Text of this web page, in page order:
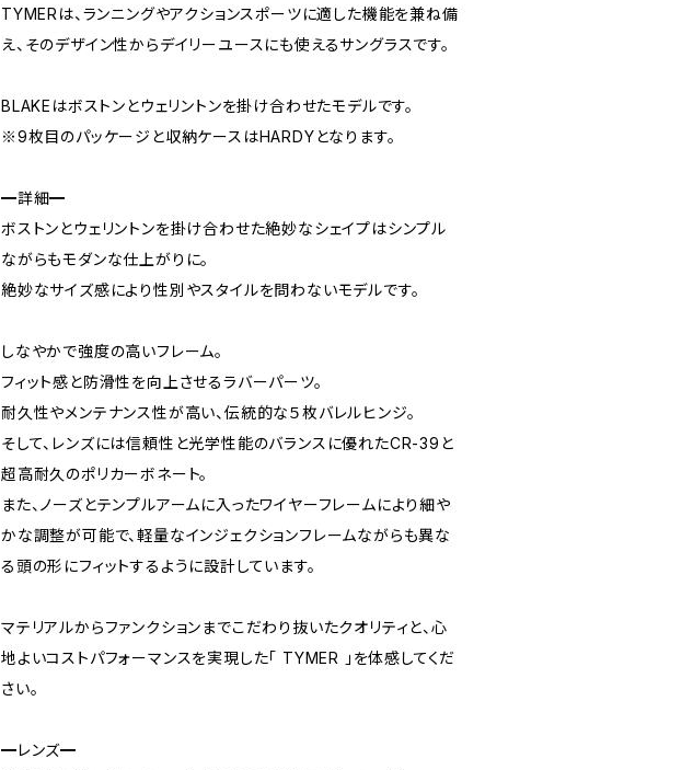
TYMERは、ランニングやアクションスポーツに適した機能を兼ね備
え、そのデザイン性からデイリーユースにも使えるサングラスです。
BLAKEはボストンとウェリントンを掛け合わせたモデルです。
※9枚目のパッケージと収納ケースはHARDYとなります。
━詳細━
ボストンとウェリントンを掛け合わせた絶妙なシェイプはシンプル
ながらもモダンな仕上がりに。
絶妙なサイズ感により性別やスタイルを問わないモデルです。
しなやかで強度の高いフレーム。
フィット感と防滑性を向上させるラバーパーツ。
耐久性やメンテナンス性が高い、伝統的な５枚バレルヒンジ。
そして、レンズには信頼性と光学性能のバランスに優れたCR-39と
超高耐久のポリカーボネート。
また、ノーズとテンプルアームに入ったワイヤーフレームにより細や
かな調整が可能で、軽量なインジェクションフレームながらも異な
る頭の形にフィットするように設計しています。
マテリアルからファンクションまでこだわり抜いたクオリティと、心
地よいコストパフォーマンスを実現した「 TYMER 」を体感してくだ
さい。
━レンズ━